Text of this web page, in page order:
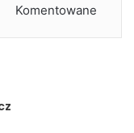
Komentowane